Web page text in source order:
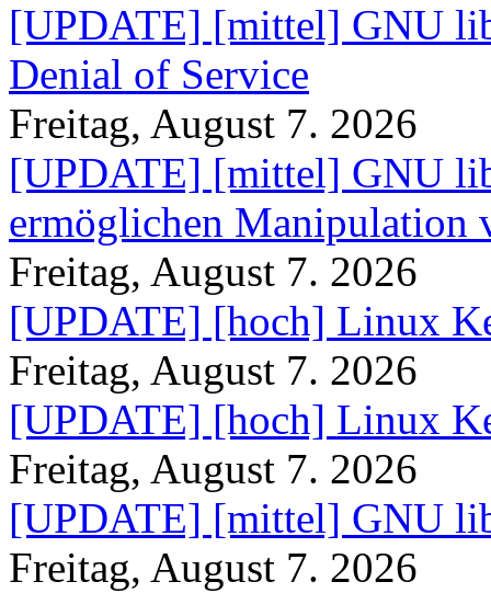
[UPDATE] [mittel] GNU
Denial of Service
Freitag, August 7. 2026
[UPDATE] [mittel] GNU
ermöglichen Manipulation
Freitag, August 7. 2026
[UPDATE] [hoch] Linux
Freitag, August 7. 2026
[UPDATE] [hoch] Linux
Freitag, August 7. 2026
[UPDATE] [mittel] GNU
Freitag, August 7. 2026